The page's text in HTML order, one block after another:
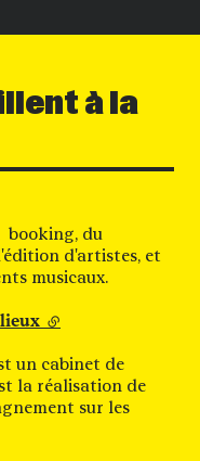
à la
booking, du
d'artistes, et
musicaux.
(lien externe)
un cabinet de
la réalisation de
sur les